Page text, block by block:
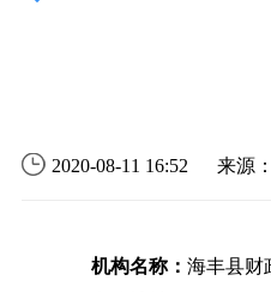
2020-08-11 16:52 来源
机构名称：海丰县财